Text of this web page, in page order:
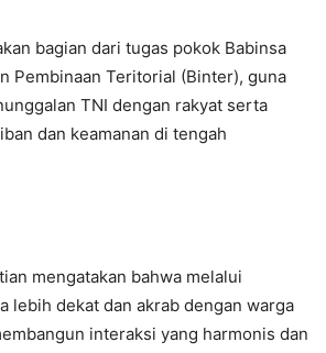
bagian dari tugas pokok Babinsa
Pembinaan Teritorial (Binter), guna
TNI dengan rakyat serta
dan keamanan di tengah
mengatakan bahwa melalui
lebih dekat dan akrab dengan warga
interaksi yang harmonis dan